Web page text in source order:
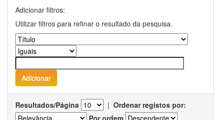
Adicionar filtros:
Utilizar filtros para refinar o resultado da pesquisa.
Resultados/Página | Ordenar registos por:
Por ordem